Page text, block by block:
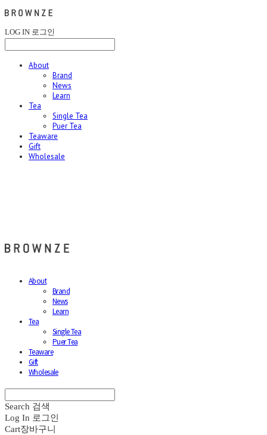
LOG IN 로그인
About
Brand
News
Learn
Tea
Single Tea
Puer Tea
Teaware
Gift
Wholesale
About
Brand
News
Learn
Tea
Single Tea
Puer Tea
Teaware
Gift
Wholesale
Search 검색
Log In 로그인
Cart장바구니